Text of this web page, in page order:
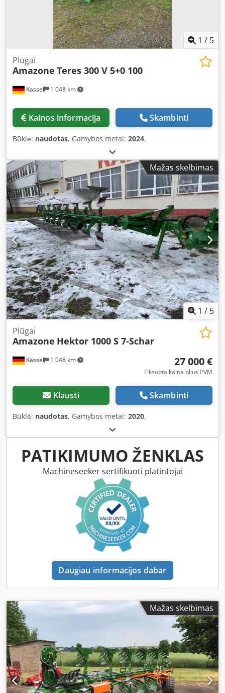
1 / 5
Kassel 1 048 km
Plūgai
Amazone Teres 300 V 5+0 100
Kainos informacija Skambinti
Būklė: naudotas, Gamybos metai: 2024,
Mažas skelbimas
1 / 5
Kassel 1 048 km
Plūgai
Amazone Hektor 1000 S 7-Schar
27 000 €
Fiksuota kaina plius PVM
Klausti Skambinti
Būklė: naudotas, Gamybos metai: 2020,
PATIKIMUMO ŽENKLAS
Machineseeker sertifikuoti platintojai
Daugiau informacijos dabar
Mažas skelbimas